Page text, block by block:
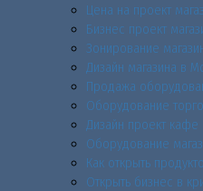
Цена на проект
Бизнес проект
Зонирование
Дизайн магазина в
Продажа
Оборудование
Дизайн проект кафе
Оборудование
Как открыть
Открыть бизнес в